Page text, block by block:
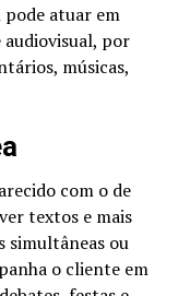
atuar em
audiovisual, por
músicas,
com o de
textos e mais
simultâneas ou
o cliente em